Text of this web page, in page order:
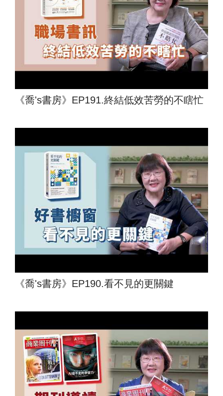
《喬's書房》EP191.終結低效苦勞的不瞎忙
《喬's書房》EP190.看不見的更關鍵